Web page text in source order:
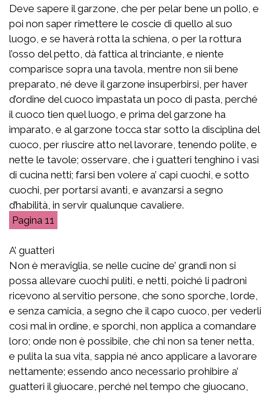
Deve sapere il garzone, che per pelar bene un pollo, e
poi non saper rimettere le coscie di quello al suo
luogo, e se haverà rotta la schiena, o per la rottura
l’osso del petto, dà fattica al trinciante, e niente
comparisce sopra una tavola, mentre non sii bene
preparato, né deve il garzone insuperbirsi, per haver
d’ordine del cuoco impastata un poco di pasta, perché
il cuoco tien quel luogo, e prima del garzone ha
imparato, e al garzone tocca star sotto la disciplina del
cuoco, per riuscire atto nel lavorare, tenendo polite, e
nette le tavole; osservare, che i guatteri tenghino i vasi
di cucina netti; farsi ben volere a’ capi cuochi, e sotto
cuochi, per portarsi avanti, e avanzarsi a segno
d’habilità, in servir qualunque cavaliere.
11
A’ guatteri
Non è meraviglia, se nelle cucine de’ grandi non si
possa allevare cuochi puliti, e netti, poiché li padroni
ricevono al servitio persone, che sono sporche, lorde,
e senza camicia, a segno che il capo cuoco, per vederli
così mal in ordine, e sporchi, non applica a comandare
loro; onde non è possibile, che chi non sa tener netta,
e pulita la sua vita, sappia né anco applicare a lavorare
nettamente; essendo anco necessario prohibire a’
guatteri il giuocare, perché nel tempo che giuocano,